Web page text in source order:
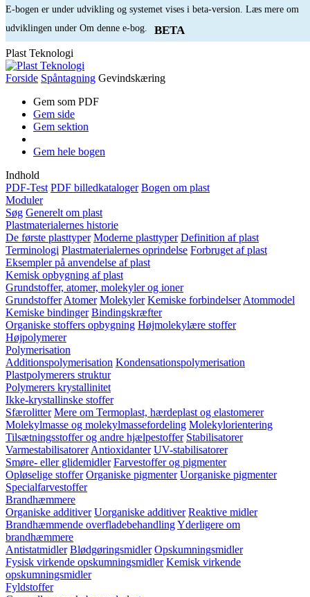
E-bogen er under udvikling og systemet vises i beta-version. Læs mere om
udviklingen under Om denne e-bog.
BETA
Plast Teknologi
Forside Spåntagning Gevindskæring
Gem som PDF
Gem side
Gem sektion
Gem hele bogen
Indhold
PDF-Test PDF billedkataloger Bogen om plast
Moduler
Søg Generelt om plast
Plastmaterialernes historie
De første plasttyper Moderne plasttyper Definition af plast
Terminologi Plastmaterialernes oprindelse Forbruget af plast
Eksempler på anvendelse af plast
Kemisk opbygning af plast
Grundstoffer, atomer, molekyler og ioner
Grundstoffer Atomer Molekyler Kemiske forbindelser Atommodel
Kemiske bindinger Bindingskræfter
Organiske stoffers opbygning Højmolekylære stoffer
Højpolymerer
Polymerisation
Additionspolymerisation Kondensationspolymerisation
Plastpolymerers struktur
Polymerers krystallinitet
Ikke-krystallinske stoffer
Sfærolitter Mere om Termoplast, hærdeplast og elastomerer
Molekylmasse og molekylmassefordeling Molekylorientering
Tilsætningsstoffer og andre hjælpestoffer Stabilisatorer
Varmestabilisatorer Antioxidanter UV-stabilisatorer
Smøre- eller glidemidler Farvestoffer og pigmenter
Opløselige stoffer Organiske pigmenter Uorganiske pigmenter
Specialfarvestoffer
Brandhæmmere
Organiske additiver Uorganiske additiver Reaktive midler
Brandhæmmende overfladebehandlingYderligere om
brandhæmmere
Antistatmidler Blødgøringsmidler Opskumningsmidler
Fysisk virkende opskumningsmidler Kemisk virkende
opskumningsmidler
Fyldstoffer